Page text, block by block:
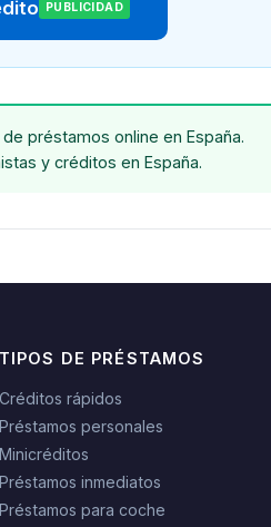
PUBLICIDAD
préstamos online en España.
y créditos en España.
TIPOS DE PRÉSTAMOS
Créditos rápidos
Préstamos personales
Minicréditos
Préstamos inmediatos
Préstamos para coche